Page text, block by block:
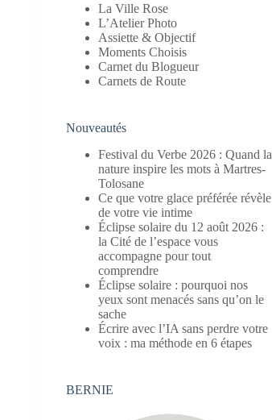
La Ville Rose
L’Atelier Photo
Assiette & Objectif
Moments Choisis
Carnet du Blogueur
Carnets de Route
Nouveautés
Festival du Verbe 2026 : Quand la
nature inspire les mots à Martres-
Tolosane
Ce que votre glace préférée révèle
de votre vie intime
Éclipse solaire du 12 août 2026 :
la Cité de l’espace vous
accompagne pour tout
comprendre
Éclipse solaire : pourquoi nos
yeux sont menacés sans qu’on le
sache
Écrire avec l’IA sans perdre votre
voix : ma méthode en 6 étapes
BERNIE